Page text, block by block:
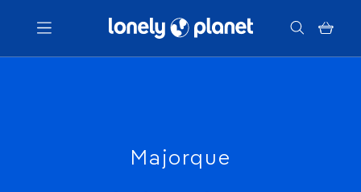
Menu
Majorque